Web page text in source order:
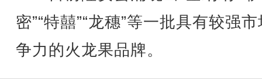
密”“特囍”“龙穗”等一批具有较强
争力的火龙果品牌。